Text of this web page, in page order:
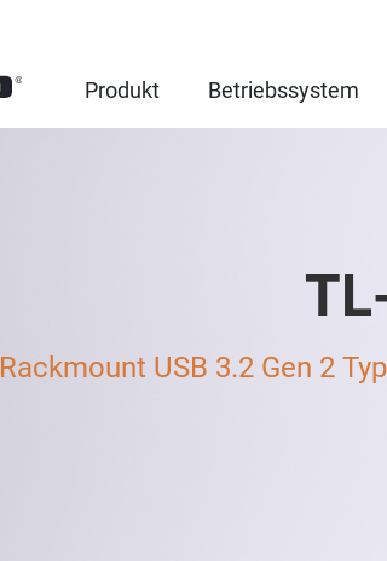
Produkt Betriebssystem
Rackmount USB 3.2 Gen 2